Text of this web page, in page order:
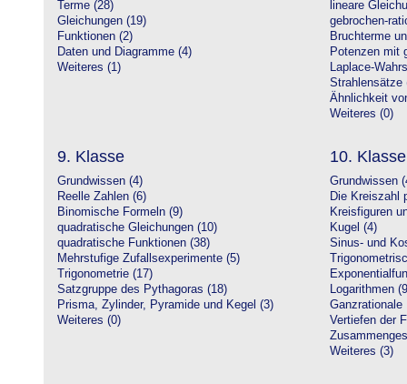
Terme (28)
Gleichungen (19)
Funktionen (2)
Daten und Diagramme (4)
Weiteres (1)
lineare
gebrochen-
Bruchterme
Potenzen mit
Laplace-
Strahlensätze
Ähnlichkeit
Weiteres (0)
9. Klasse
Grundwissen (4)
Reelle Zahlen (6)
Binomische Formeln (9)
quadratische Gleichungen (10)
quadratische Funktionen (38)
Mehrstufige Zufallsexperimente (5)
Trigonometrie (17)
Satzgruppe des Pythagoras (18)
Prisma, Zylinder, Pyramide und Kegel (3)
Weiteres (0)
10. Klasse
Grundwissen
Die Kreiszahl
Kreisfiguren
Kugel (4)
Sinus- und
Logarithmen
Ganzrationale
Vertiefen der
Weiteres (3)